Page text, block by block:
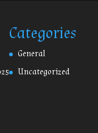
Categories
General
Uncategorized